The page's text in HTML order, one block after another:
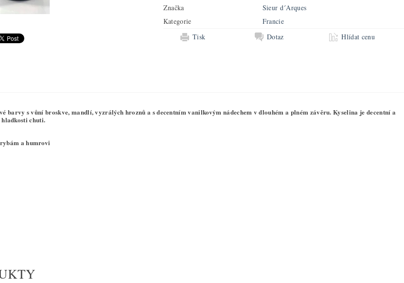
Značka
Sieur d´Arques
Kategorie
Francie
Tisk
Dotaz Hlídat cenu
barvy s vůní broskve, mandlí, vyzrálých hroznů a s decentním vanilkovým nádechem v dlouhém a plném závěru. Kyselina je decentní a
chuti.
a humrovi